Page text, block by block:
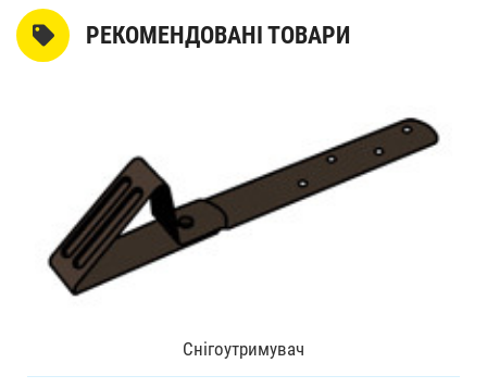
РЕКОМЕНДОВАНІ ТОВАРИ
Снігоутримувач